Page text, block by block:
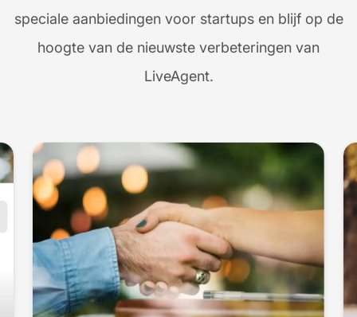
speciale aanbiedingen voor startups en blijf op de
hoogte van de nieuwste verbeteringen van
LiveAgent.